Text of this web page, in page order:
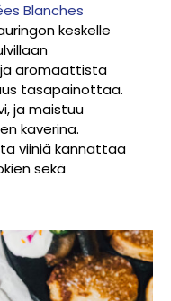
Blanches
keskelle
aromaattista
tasapainottaa.
ja maistuu
kaverina.
viiniä kannattaa
sekä